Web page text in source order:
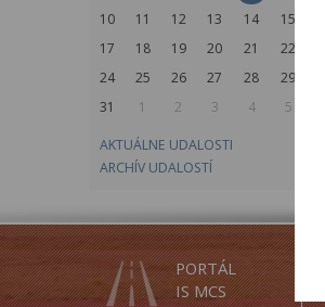
10
11 12 13 14 15
17
18 19 20 21 22
24
25 26 27 28 29
31
1 2 3 4 5
AKTUÁLNE UDALOSTI
ARCHÍV UDALOSTÍ
PORTÁL
IS MCS